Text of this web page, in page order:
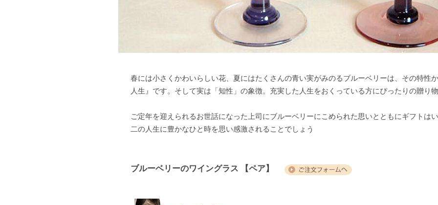
春には小さくかわいらしい花、夏にはたくさんの青い実がみのるブルーベリーは、その特性
人生』です。そして実は「知性」の象徴。充実した人生をおくっている方にぴったりの贈り物
ご定年を迎えられるお世話になった上司にブルーベリーにこめられた思いとともにギフトは
二の人生に豊かなひと時を思い感激されることでしょう
ブルーベリーのワイングラス 【ペア】